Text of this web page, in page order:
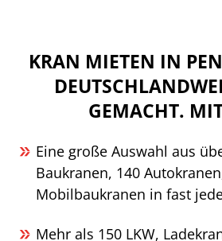
KRAN MIETEN IN
GEMACHT.
Eine große Auswahl aus
Baukranen, 140
Mobilbaukranen in fast
Mehr als 150 LKW,